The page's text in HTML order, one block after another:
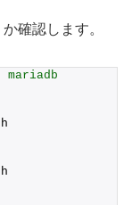
確認します。